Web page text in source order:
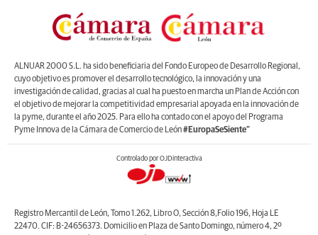
ALNUAR 2000 S.L. ha sido beneficiaria del Fondo Europeo de Desarrollo Regional,
cuyo objetivo es promover el desarrollo tecnológico, la innovación y una
investigación de calidad, gracias al cual ha puesto en marcha un Plan de Acción con
el objetivo de mejorar la competitividad empresarial apoyada en la innovación de
la pyme, durante el año 2025. Para ello ha contado con el apoyo del Programa
Pyme Innova de la Cámara de Comercio de León#EuropaSeSiente”
Controlado por OJDinteractiva
Registro Mercantil de León, Tomo 1.262, Libro O, Sección 8,Folio 196, Hoja LE
22470. CIF: B-24656373. Domicilio en Plaza de Santo Domingo, número 4, 2º